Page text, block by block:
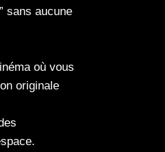
sans aucune
où vous
originale